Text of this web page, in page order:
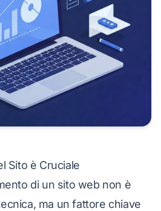
Sito è Cruciale
di un sito web non è
ma un fattore chiave